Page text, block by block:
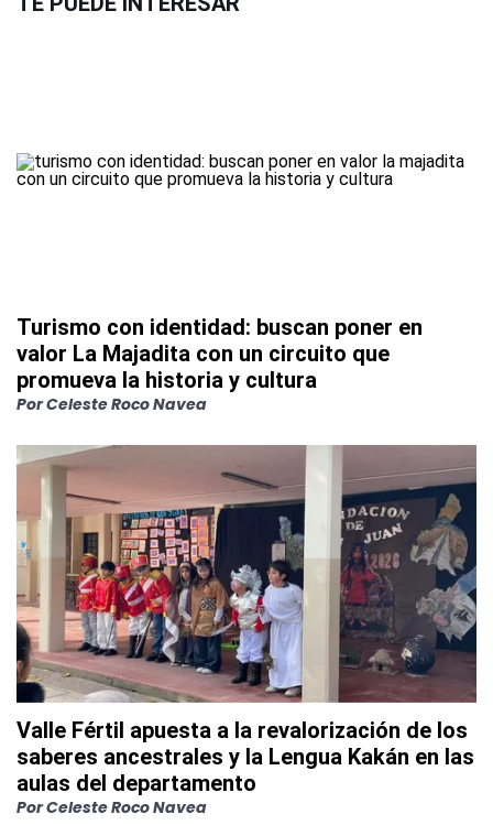
Turismo con identidad: buscan poner en
valor La Majadita con un circuito que
promueva la historia y cultura
PorCeleste Roco Navea
Valle Fértil apuesta a la revalorización de los
saberes ancestrales y la Lengua Kakán en las
aulas del departamento
PorCeleste Roco Navea